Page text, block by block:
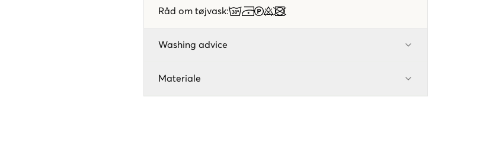
Råd om tøjvask:
Washing advice
Materiale